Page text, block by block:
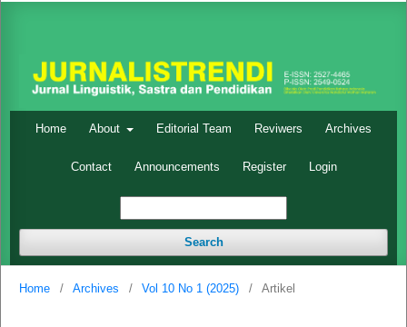
Home About Editorial Team Reviwers Archives
Contact Announcements Register Login
Search
Home / Archives / Vol 10 No 1 (2025) / Artikel